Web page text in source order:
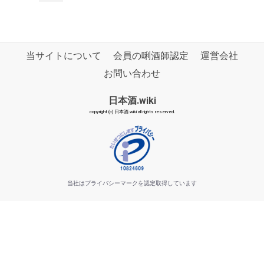
当サイトについて 会員の唎酒師認定
運営会社
お問い合わせ
日本酒.wiki
copyright (c) 日本酒.wiki all rights reserved.
当社はプライバシーマークを認定取得しています